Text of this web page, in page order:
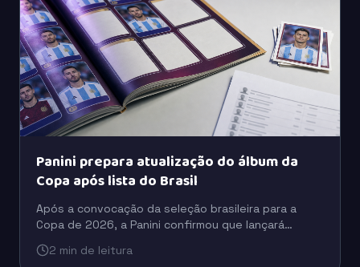
Panini prepara atualização do álbum da
Copa após lista do Brasil
Após a convocação da seleção brasileira para a
Copa de 2026, a Panini confirmou que lançará
fora da versão inicial do álbum.
2 min de leitura